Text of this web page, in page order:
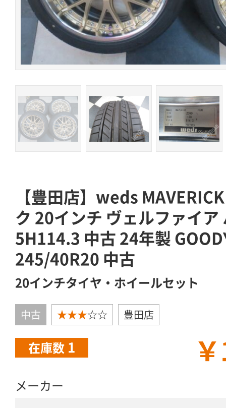
【豊田店】weds
ク 20インチ ヴェルファイア
5H114.3 中古 24年製
245/40R20 中古
20インチタイヤ・ホイールセット
中古 ★★★☆☆ 豊田店
在庫数 1
メーカー